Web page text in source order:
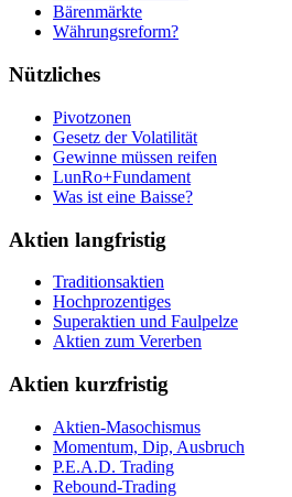
Bärenmärkte
Währungsreform?
Nützliches
Pivotzonen
Gesetz der Volatilität
Gewinne müssen reifen
LunRo+Fundament
Was ist eine Baisse?
Aktien langfristig
Traditionsaktien
Hochprozentiges
Superaktien und Faulpelze
Aktien zum Vererben
Aktien kurzfristig
Aktien-Masochismus
Momentum, Dip, Ausbruch
P.E.A.D. Trading
Rebound-Trading